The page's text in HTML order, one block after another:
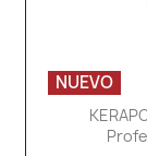
NUEVO